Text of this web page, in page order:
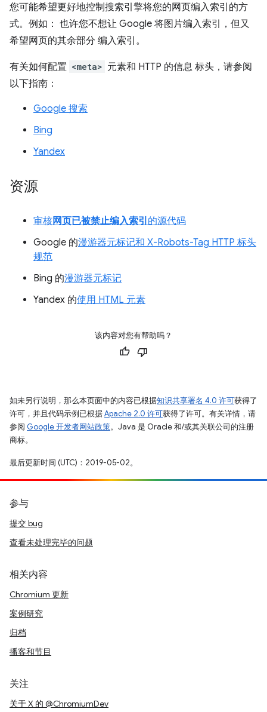
您可能希望更好地控制搜索引擎将您的网页编入索引的方
式。例如： 也许您不想让 Google 将图片编入索引，但又
希望网页的其余部分 编入索引。
有关如何配置 <meta> 元素和 HTTP 的信息 标头，请参阅
以下指南：
Google 搜索
Bing
Yandex
资源
审核网页已被禁止编入索引 的源代码
Google 的漫游器元标记和 X-Robots-Tag HTTP 标头
规范
Bing 的漫游器元标记
Yandex 的使用 HTML 元素
该内容对您有帮助吗？
如未另行说明，那么本页面中的内容已根据知识共享署名 4.0 许可获得了
许可，并且代码示例已根据Apache 2.0 许可获得了许可。有关详情，请
参阅 Google 开发者网站政策。Java 是 Oracle 和/或其关联公司的注册
商标。
最后更新时间 (UTC)：2019-05-02。
参与
提交 bug
查看未处理完毕的问题
相关内容
Chromium 更新
案例研究
归档
播客和节目
关注
关于 X 的 @ChromiumDev